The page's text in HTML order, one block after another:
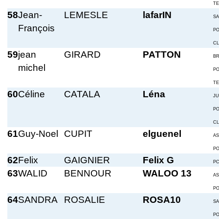
58Jean-
François
LEMESLE lafarIN
59jean
michel
GIRARD PATTON
60Céline CATALA Léna
61Guy-Noel CUPIT elguenel
62Felix GAIGNIER Felix G
63WALID BENNOUR WALOO 13
64SANDRA ROSALIE ROSA10